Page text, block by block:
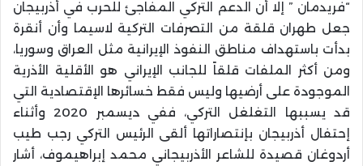
“فريدمان ” إلا أن الدعم التركي المفاجئ للحرب في أذربيجان
جعل طهران قلقة من التصرفات التركية لاسيما وأن أنقرة
بدأت باستهداف مناطق النفوذ الإيرانية مثل العراق وسوريا،
ومن أكثر الملفات قلقاً للجانب الإيراني هو الأقلية الأذرية
الموجودة على أرضيها وليس فقط خسائرها الإقتصادية التي
قد يسببها التغلغل التركي، ففي ديسمبر 2020 وأثناء
إحتفال أذربيجان بإنتصاراتها ألقى الرئيس التركي رجب طيب
أردوغان قصيدة للشاعر الأذربيجاني محمد إبراهيموف، أشار